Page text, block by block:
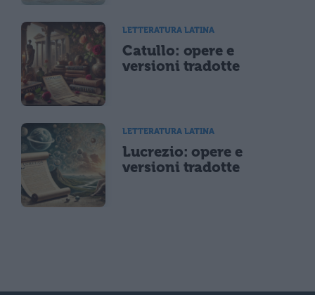
LETTERATURA LATINA
Catullo: opere e
versioni tradotte
LETTERATURA LATINA
Lucrezio: opere e
versioni tradotte